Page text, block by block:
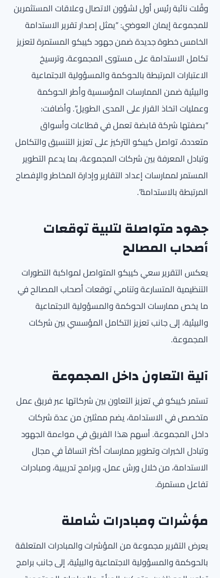
وقّلت نائبة رئيس أول لشؤون الاتصال وعلاقات المستثمرين
للمجموعة إيمان العوضي: “يمثل إصدار تقرير الاستدامة
الخامس خطوة جديدة ضمن جهود كيبكو المستمرة لتعزيز
تكامل الاستدامة على مستوى المجموعة، وترسيخ
الاعتبارات المرتبطة بالحوكمة والمسؤولية الاجتماعية
والبيئية ضمن الممارسات المؤسسية وأطر الحوكمة
وعمليات اتخاذ القرار على المدى الطويل”. وأضافت:
“بصفتها شركة قابضة تعمل في قطاعات وأسواق
متعددة، تواصل كيبكو التركيز على تعزيز التنسيق والتكامل
وتبادل المعرفة بين شركات المجموعة، بما يدعم التطوير
المستمر لممارسات إعداد التقارير وإدارة المخاطر والإفصاح
المرتبطة بالاستدامة”.
جهود متواصلة لتلبية توقعات
أصحاب المصالح
يعكس التقرير سعي كيبكو المتواصل لمواكبة التطورات
التنظيمية المتسارعة وتنامي توقعات أصحاب المصالح في
ما يخص ممارسات الحوكمة والمسؤولية الاجتماعية
والبيئية، إلى جانب تعزيز التكامل المؤسسي بين شركات
المجموعة.
آلية التعاون داخل المجموعة
تستمر كيبكو في تعزيز التعاون بين شركاتها عبر فريق عمل
متخصص في الاستدامة، يضم ممثلين من عدة شركات
داخل المجموعة. أسهم هذا الفريق في مواءمة الجهود
وتبادل الخبرات وتطوير ممارسات أكثر اتساقاً في مجال
الاستدامة، من خلال ورش عمل، وبرامج تدريبية، ومبادرات
تفاعل مستمرة.
مؤشرات ومبادرات شاملة
يعرض التقرير مجموعة من المؤشرات والمبادرات المتعلقة
بالحوكمة والمسؤولية الاجتماعية والبيئية، إلى جانب برامج